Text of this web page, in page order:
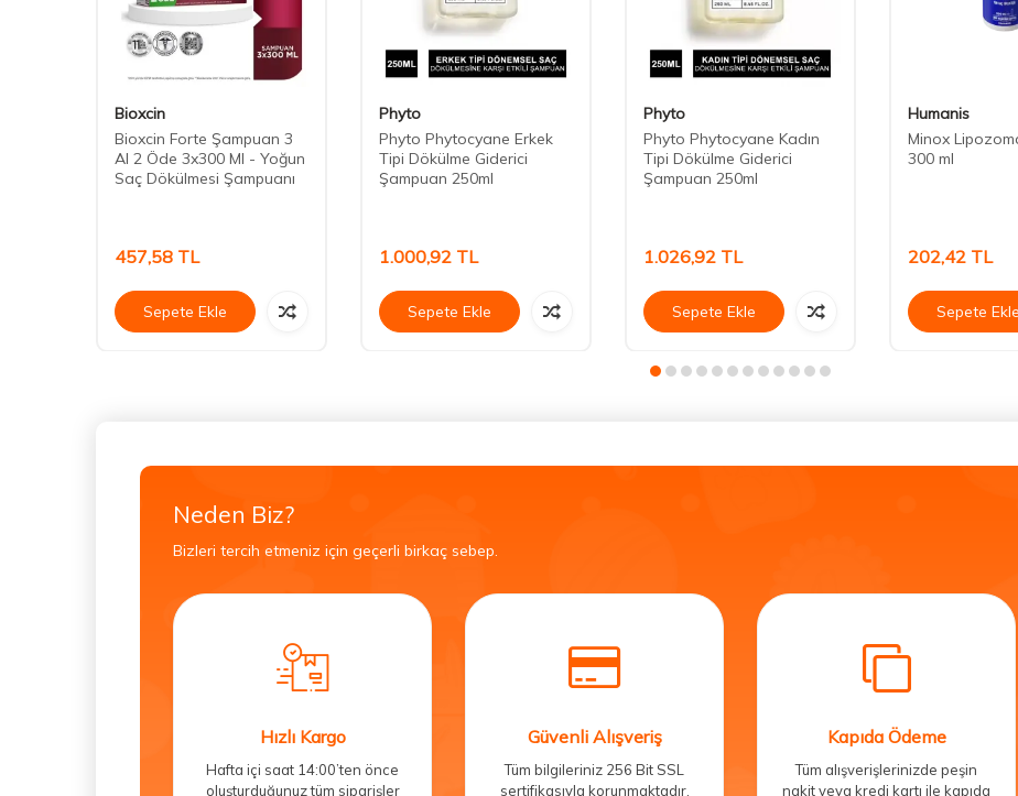
Bioxcin
Bioxcin Forte Şampuan 3
Al 2 Öde 3x300 Ml - Yoğun
Saç Dökülmesi Şampuanı
457,58 TL
Sepete Ekle
Phyto
Phyto Phytocyane Erkek
Tipi Dökülme Giderici
Şampuan 250ml
1.000,92 TL
Sepete Ekle
Phyto
Phyto Phytocyane Kadın
Tipi Dökülme Giderici
Şampuan 250ml
1.026,92 TL
Sepete Ekle
Humanis
Minox
300 ml
202,42 TL
Sepete Ekle
Neden Biz?
Bizleri tercih etmeniz için geçerli birkaç sebep.
Hızlı Kargo
Hafta içi saat 14:00’ten önce
oluşturduğunuz tüm siparişler
Güvenli Alışveriş
Tüm bilgileriniz 256 Bit SSL
sertifikasıyla korunmaktadır.
Kapıda Ödeme
Tüm alışverişlerinizde peşin
nakit veya kredi kartı ile kapıda